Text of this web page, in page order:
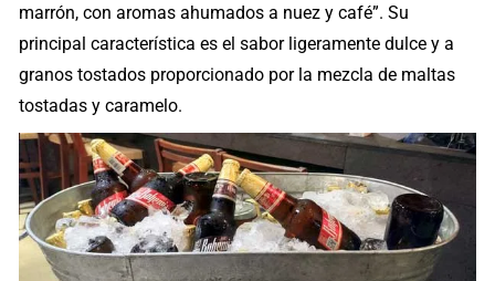
marrón, con aromas ahumados a nuez y café”. Su
principal característica es el sabor ligeramente dulce y a
granos tostados proporcionado por la mezcla de maltas
tostadas y caramelo.